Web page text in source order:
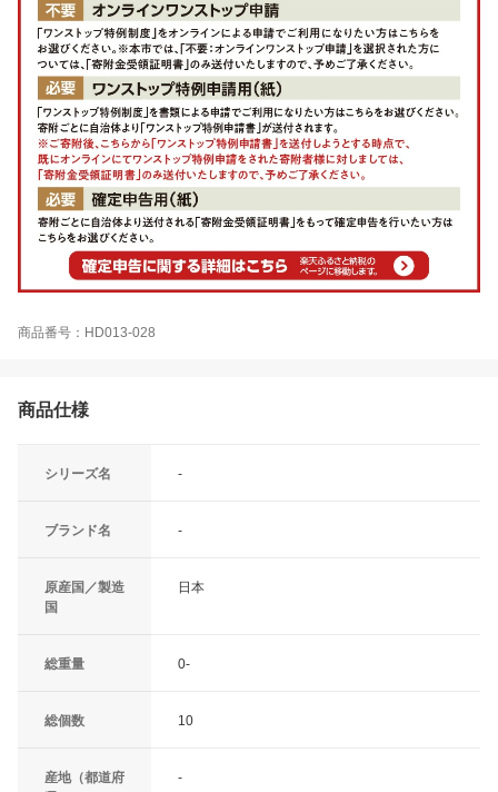
商品番号：HD013-028
商品仕様
シリーズ名 -
ブランド名 -
原産国／製造
国
日本
総重量 0-
総個数 10
産地（都道府
-